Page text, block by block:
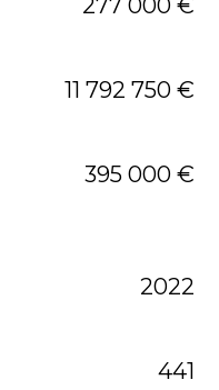
277 000 €
11 792 750 €
395 000 €
2022
441